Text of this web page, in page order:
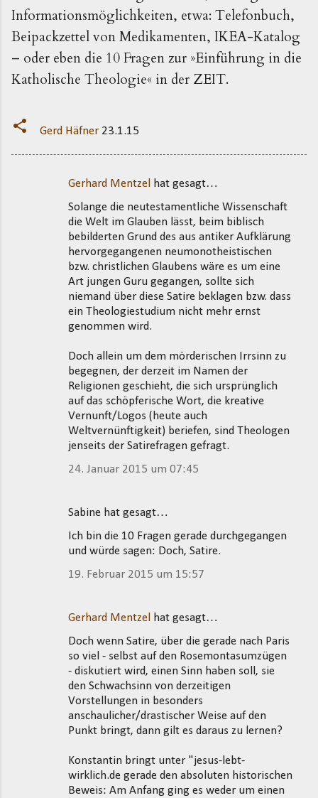
Informationsmöglichkeiten, etwa: Telefonbuch,
Beipackzettel von Medikamenten, IKEA-Katalog
– oder eben die 10 Fragen zur »Einführung in die
Katholische Theologie« in der ZEIT.
Gerd Häfner 23.1.15
Gerhard Mentzel
hat gesagt…
Solange die neutestamentliche Wissenschaft
die Welt im Glauben lässt, beim biblisch
bebilderten Grund des aus antiker Aufklärung
hervorgegangenen neumonotheistischen
bzw. christlichen Glaubens wäre es um eine
Art jungen Guru gegangen, sollte sich
niemand über diese Satire beklagen bzw. dass
ein Theologiestudium nicht mehr ernst
genommen wird.
Doch allein um dem mörderischen Irrsinn zu
begegnen, der derzeit im Namen der
Religionen geschieht, die sich ursprünglich
auf das schöpferische Wort, die kreative
Vernunft/Logos (heute auch
Weltvernünftigkeit) beriefen, sind Theologen
jenseits der Satirefragen gefragt.
24. Januar 2015 um 07:45
Sabine hat gesagt…
Ich bin die 10 Fragen gerade durchgegangen
und würde sagen: Doch, Satire.
19. Februar 2015 um 15:57
Gerhard Mentzel
hat gesagt…
Doch wenn Satire, über die gerade nach Paris
so viel - selbst auf den Rosemontasumzügen
- diskutiert wird, einen Sinn haben soll, sie
den Schwachsinn von derzeitigen
Vorstellungen in besonders
anschaulicher/drastischer Weise auf den
Punkt bringt, dann gilt es daraus zu lernen?
Konstantin bringt unter "jesus-lebt-
wirklich.de gerade den absoluten historischen
Beweis: Am Anfang ging es weder um einen